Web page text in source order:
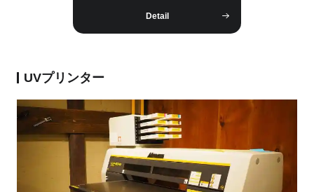
Detail
UVプリンター